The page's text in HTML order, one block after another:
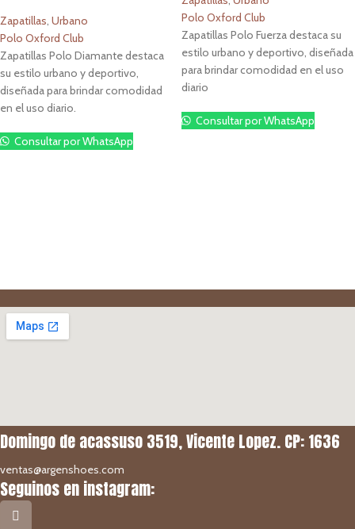
Zapatillas Urbano
Polo Oxford Club
Zapatillas Polo Diamante destaca
su estilo urbano y deportivo,
diseñada para brindar comodidad
en el uso diario.
Consultar por WhatsApp
Polo Oxford Club
Zapatillas Polo Fuerza destaca su
estilo urbano y deportivo, diseñada
para brindar comodidad en el uso
diario
Consultar por WhatsApp
Domingo de acassuso 3519, Vicente Lopez. CP: 1636
ventas@argenshoes.com
Seguinos en instagram: